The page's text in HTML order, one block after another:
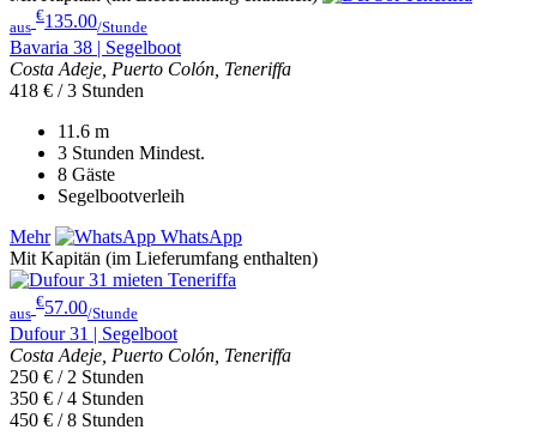
aus
€135.00/Stunde
Bavaria 38 | Segelboot
Costa Adeje, Puerto Colón, Teneriffa
418 € / 3 Stunden
11.6 m
3 Stunden Mindest.
8 Gäste
Segelbootverleih
Mehr
WhatsApp
Mit Kapitän (im Lieferumfang enthalten)
aus
€57.00/Stunde
Dufour 31 | Segelboot
Costa Adeje, Puerto Colón, Teneriffa
250 € / 2 Stunden
350 € / 4 Stunden
450 € / 8 Stunden